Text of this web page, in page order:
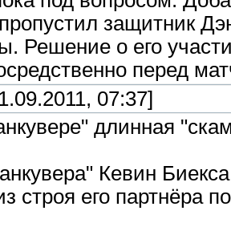
защитник
Решение о его
перед
07:37]
длинная
Кевин
строя его партнёра